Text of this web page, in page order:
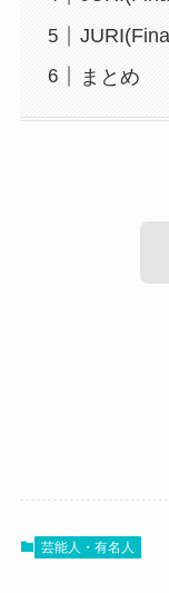
まとめ
SNSなどを見て
た！
う！芸能人・有名人